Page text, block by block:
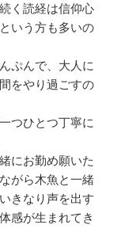
く読経は信仰心
いう方も多いの
ぷんで、大人に
をやり過ごすの
つひとつ丁寧に
にお勤め願いた
がら木魚と一緒
きなり声を出す
感が生まれてき